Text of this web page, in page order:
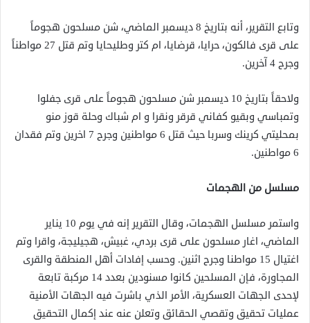
وتابع التقرير، أنه بتاريخ 8 ديسمبر الماضي، شن مسلحون هجوماً
على قرى فالكون، حرايا، قرضايا، ام كتر وطليحايا وتم قتل 27 مواطناً
وجرح 4 آخرين.
ولاحقاً بتاريخ 10 ديسمبر شن مسلحون هجوماً على قرى جفلوا
وتمباسي وبقيو كفاني قرقر ونقرا و ام شباك وحلة قوز منو
بمحليتي كرينك وسربا حيث قتل 6 مواطنين وجرح 7 اخرين وتم فقدان
6 مواطنين.
مسلسل من الهجمات
واستمر مسلسل الهجمات، وقال التقرير إنه في يوم 10 يناير
الماضي، اغار مسلحون على قرى بردي، غبيش، هجيليجة، واقرا وتم
اغتيال 15 مواطنا وجرح اثنين. وحسب إفادات أهل المنطقة والقرى
المجاورة، فإن المسلحين كانوا مسنودين بعدد 14 مركبة تابعة
لإحدى الجهات العسكرية، الأمر الذي باشرت فيه الجهات الأمنية
عمليات تحقيق وتقصي الحقائق وتعلن عنه عند إكمال التحقيق